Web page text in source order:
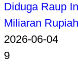
Diduga Raup
Miliaran
2026-06-04
9